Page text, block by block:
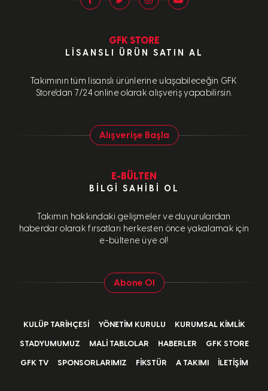
GFK STORE
LISANSLI ÜRÜN SATIN AL
Takımının tüm lisanslı ürünlerine ulaşabileceğin GFK
Store'dan 7/24 online olarak alışveriş yapabilirsin.
Alışverişe Başla
E-BÜLTEN
BILGI SAHIBI OL
Takımın hakkındaki gelişmeler ve duyurulardan
haberdar olarak fırsatları herkesten önce yakalamak için
e-bültene üye ol!
Abone Ol
KULÜP TARIHÇESI YÖNETIM KURULU KURUMSAL KIMLIK
STADYUMUMUZ MALI TABLOLAR HABERLER GFK STORE
GFK TV SPONSORLARIMIZ FIKSTÜR A TAKIMI İLETIŞIM